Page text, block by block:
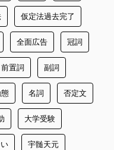
仮定法過去完了
全面広告 冠詞
前置詞 副詞
名詞 否定文
大学受験
宇髄天元